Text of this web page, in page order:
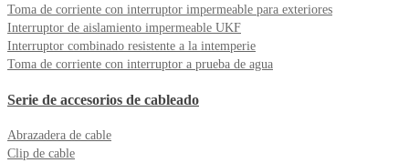
Toma de corriente con interruptor impermeable para exteriores
Interruptor de aislamiento impermeable UKF
Interruptor combinado resistente a la intemperie
Toma de corriente con interruptor a prueba de agua
Serie de accesorios de cableado
Abrazadera de cable
Clip de cable